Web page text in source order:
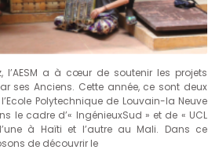
l’AESM a à cœur de soutenir les projets
ses Anciens. Cette année, ce sont deux
Polytechnique de Louvain-la Neuve
le cadre d’« IngénieuxSud » et de « UCL
à Haïti et l’autre au Mali. Dans ce
de découvrir le